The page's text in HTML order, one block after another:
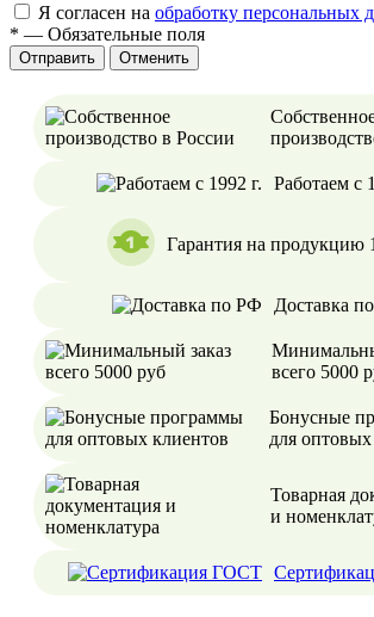
Я согласен на обработку персональных
* — Обязательные поля
Отменить
Работаем с
Гарантия на продукцию
Доставка
всего 5000
Бонусные
для
Товарная
и